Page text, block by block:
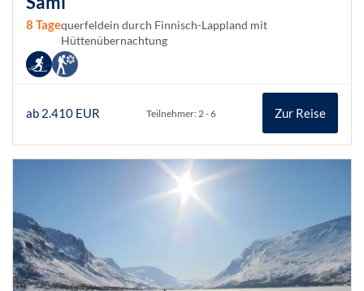
8 Tagequerfeldein durch Finnisch-Lappland mit
Hüttenübernachtung
ab 2.410 EUR Teilnehmer: 2 - 6 Zur Reise